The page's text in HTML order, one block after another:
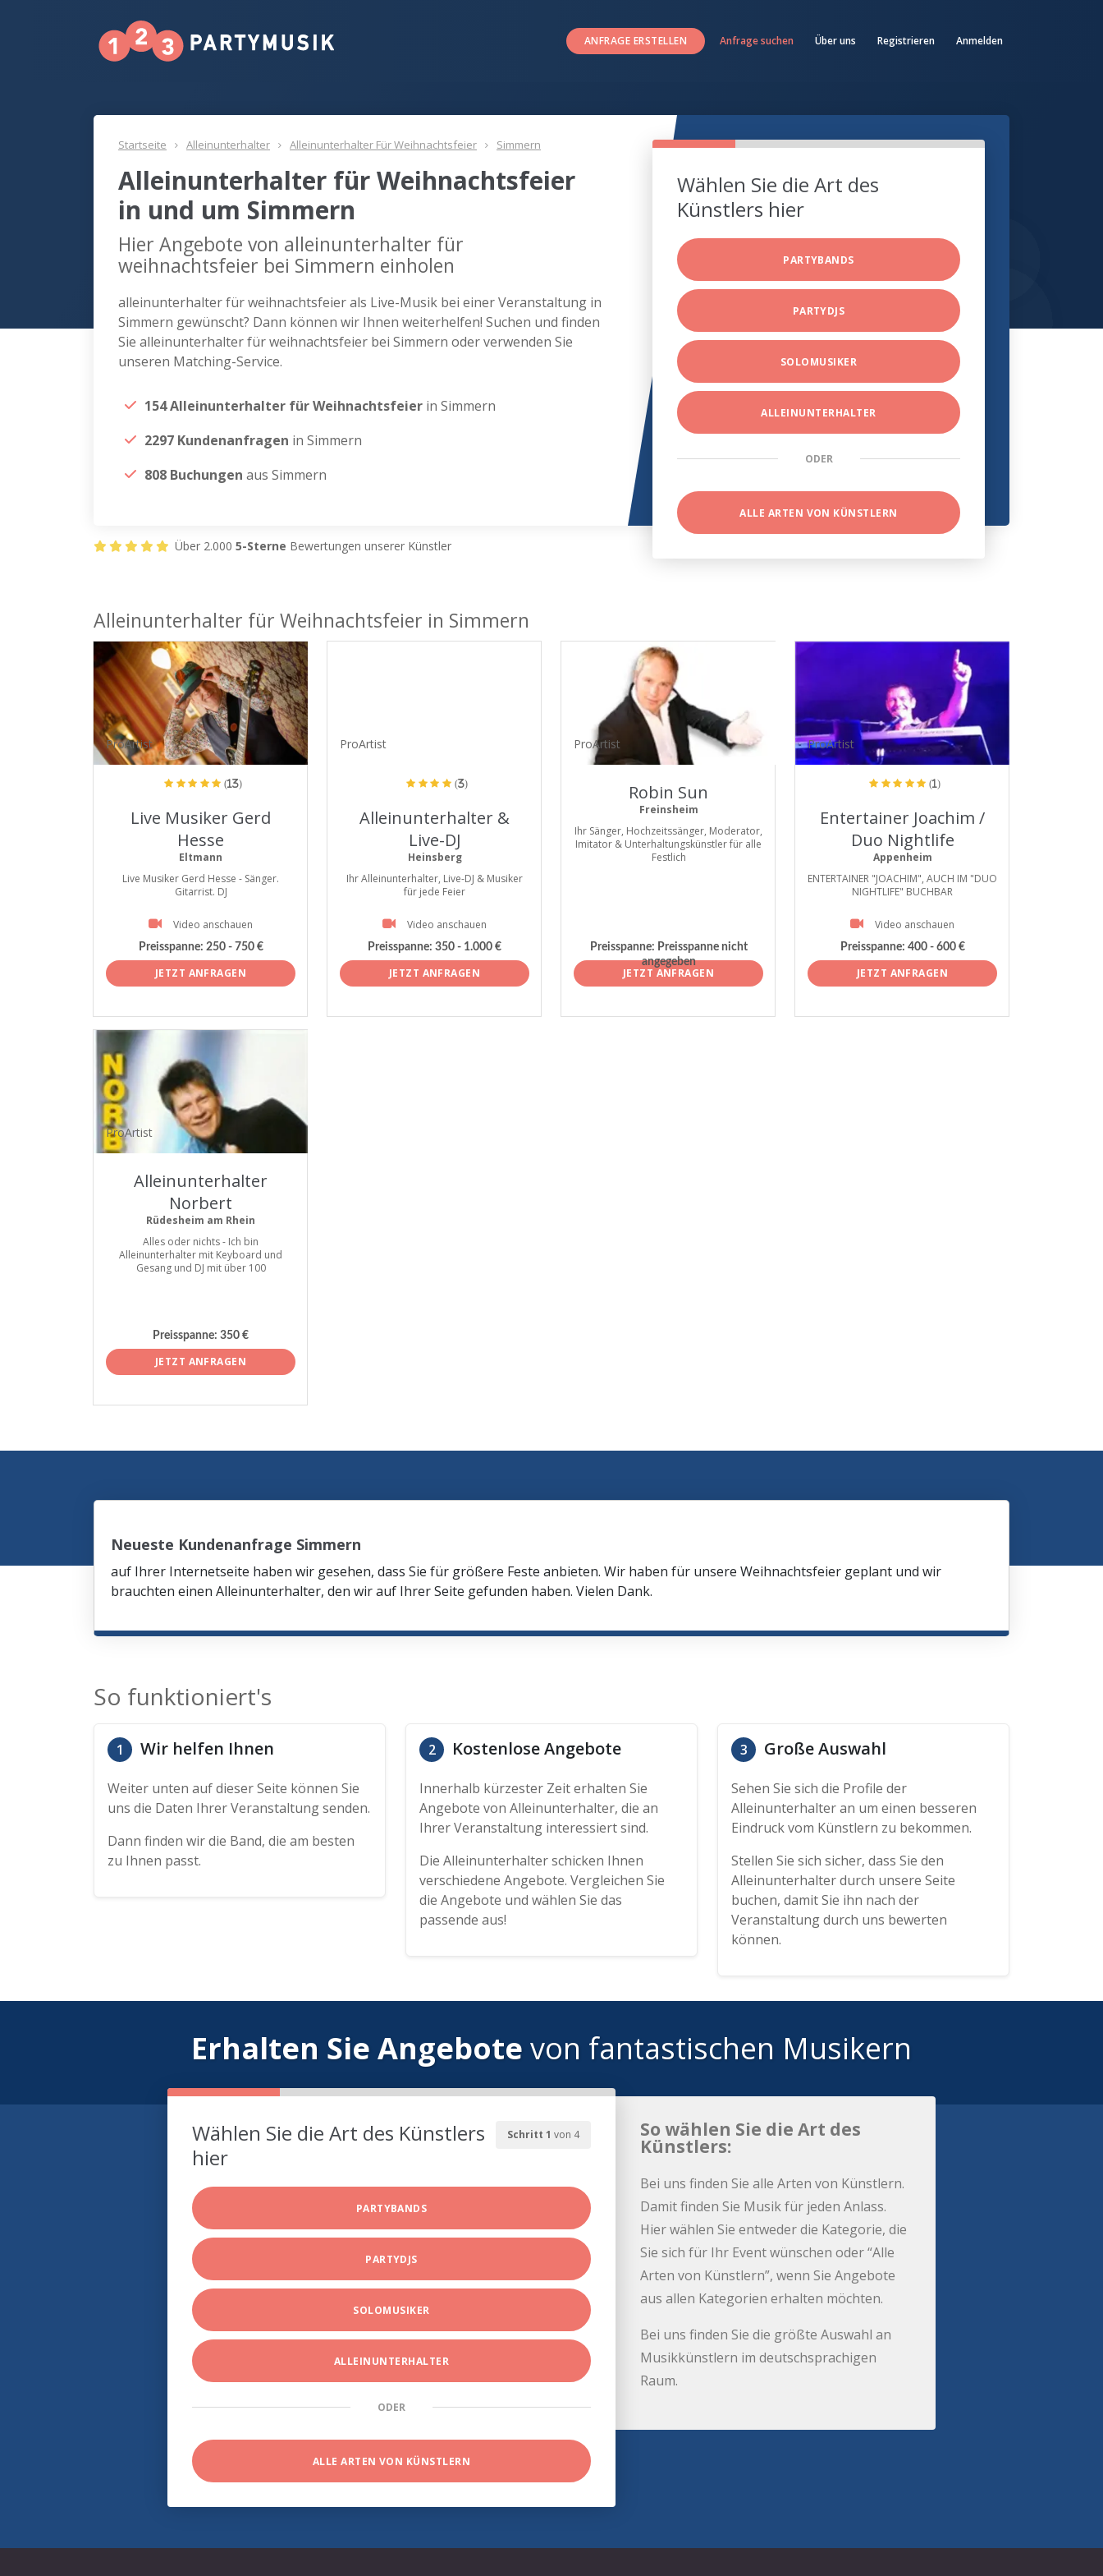
ANFRAGE ERSTELLEN Anfrage suchen Über uns Registrieren Anmelden
Startseite Alleinunterhalter Alleinunterhalter Für Weihnachtsfeier Simmern
Alleinunterhalter für Weihnachtsfeier
in und um Simmern
Hier Angebote von alleinunterhalter für
weihnachtsfeier bei Simmern einholen
alleinunterhalter für weihnachtsfeier als Live-Musik bei einer Veranstaltung in
Simmern gewünscht? Dann können wir Ihnen weiterhelfen! Suchen und finden
Sie alleinunterhalter für weihnachtsfeier bei Simmern oder verwenden Sie
unseren Matching-Service.
154 Alleinunterhalter für Weihnachtsfeier in Simmern
2297 Kundenanfragen in Simmern
808 Buchungen aus Simmern
Wählen Sie die Art des
Künstlers hier
PARTYBANDS
PARTYDJS
SOLOMUSIKER
ALLEINUNTERHALTER
ODER
ALLE ARTEN VON KÜNSTLERN
Über 2.000 5-Sterne Bewertungen unserer Künstler
Alleinunterhalter für Weihnachtsfeier in Simmern
ProArtist
(13)
Live Musiker Gerd
Hesse
Eltmann
Live Musiker Gerd Hesse - Sänger.
Gitarrist. DJ
Video anschauen
Preisspanne: 250 - 750 €
JETZT ANFRAGEN
ProArtist
(3)
Alleinunterhalter &
Live-DJ
Heinsberg
Ihr Alleinunterhalter, Live-DJ & Musiker
für jede Feier
Video anschauen
Preisspanne: 350 - 1.000 €
JETZT ANFRAGEN
ProArtist
Robin Sun
Freinsheim
Ihr Sänger, Hochzeitssänger, Moderator,
Imitator & Unterhaltungskünstler für alle
Festlich
Preisspanne: Preisspanne nicht
angegeben
JETZT ANFRAGEN
ProArtist
(1)
Entertainer Joachim /
Duo Nightlife
Appenheim
ENTERTAINER "JOACHIM", AUCH IM "DUO
NIGHTLIFE" BUCHBAR
Video anschauen
Preisspanne: 400 - 600 €
JETZT ANFRAGEN
ProArtist
Alleinunterhalter
Norbert
Rüdesheim am Rhein
Alles oder nichts - Ich bin
Alleinunterhalter mit Keyboard und
Gesang und DJ mit über 100
Preisspanne: 350 €
JETZT ANFRAGEN
Neueste Kundenanfrage Simmern
auf Ihrer Internetseite haben wir gesehen, dass Sie für größere Feste anbieten. Wir haben für unsere Weihnachtsfeier geplant und wir
brauchten einen Alleinunterhalter, den wir auf Ihrer Seite gefunden haben. Vielen Dank.
So funktioniert's
1 Wir helfen Ihnen
Weiter unten auf dieser Seite können Sie
uns die Daten Ihrer Veranstaltung senden.
Dann finden wir die Band, die am besten
zu Ihnen passt.
2 Kostenlose Angebote
Innerhalb kürzester Zeit erhalten Sie
Angebote von Alleinunterhalter, die an
Ihrer Veranstaltung interessiert sind.
Die Alleinunterhalter schicken Ihnen
verschiedene Angebote. Vergleichen Sie
die Angebote und wählen Sie das
passende aus!
3 Große Auswahl
Sehen Sie sich die Profile der
Alleinunterhalter an um einen besseren
Eindruck vom Künstlern zu bekommen.
Stellen Sie sich sicher, dass Sie den
Alleinunterhalter durch unsere Seite
buchen, damit Sie ihn nach der
Veranstaltung durch uns bewerten
können.
Erhalten Sie Angebote von fantastischen Musikern
Schritt 1 von 4
Wählen Sie die Art des Künstlers
hier
PARTYBANDS
PARTYDJS
SOLOMUSIKER
ALLEINUNTERHALTER
ODER
ALLE ARTEN VON KÜNSTLERN
So wählen Sie die Art des
Künstlers:
Bei uns finden Sie alle Arten von Künstlern.
Damit finden Sie Musik für jeden Anlass.
Hier wählen Sie entweder die Kategorie, die
Sie sich für Ihr Event wünschen oder “Alle
Arten von Künstlern”, wenn Sie Angebote
aus allen Kategorien erhalten möchten.
Bei uns finden Sie die größte Auswahl an
Musikkünstlern im deutschsprachigen
Raum.